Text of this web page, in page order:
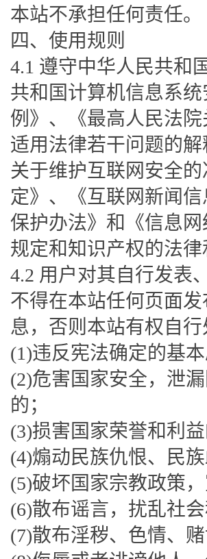
本站不承担任何责任。
四、使用规则
4.1 遵守中华人民共和
共和国计算机信息系
例》、《最高人民法
适用法律若干问题的
关于维护互联网安全
定》、《互联网新闻
保护办法》和《信息
规定和知识产权的法
4.2 用户对其自行发表
不得在本站任何页面
息，否则本站有权自
(1)违反宪法确定的基
(2)危害国家安全，泄
的；
(3)损害国家荣誉和利
(4)煽动民族仇恨、民
(5)破坏国家宗教政策
(6)散布谣言，扰乱社
(7)散布淫秽、色情、